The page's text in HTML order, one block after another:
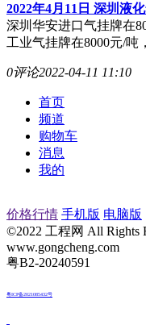
2022年4月11日 深圳液
深圳华安进口气挂牌在
工业气挂牌在8000元/吨
0评论2022-04-11 11:10
首页
频道
购物车
消息
我的
价格行情 手机版 电脑版
©2022 工程网 All Rights
www.gongcheng.com
粤B2-20240591
粤ICP备2021085432号